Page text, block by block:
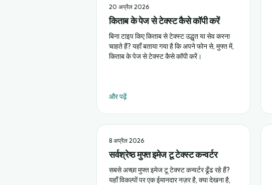
20 अप्रैल 2026
किताब के पेज से टेक्स्ट कैसे कॉपी करें
बिना टाइप किए किताब से टेक्स्ट उद्धृत या सेव करना
चाहते हैं? यहाँ बताया गया है कि अपने फोन से, मुफ्त में,
किताब के पेज से टेक्स्ट कैसे कॉपी करें।
और पढ़ें
8 अप्रैल 2026
सर्वश्रेष्ठ मुफ्त इमेज टू टेक्स्ट कन्वर्टर
सबसे अच्छा मुफ्त इमेज टू टेक्स्ट कन्वर्टर ढूँढ रहे हैं?
यहाँ विकल्पों पर एक ईमानदार नज़र है, क्या देखना है,